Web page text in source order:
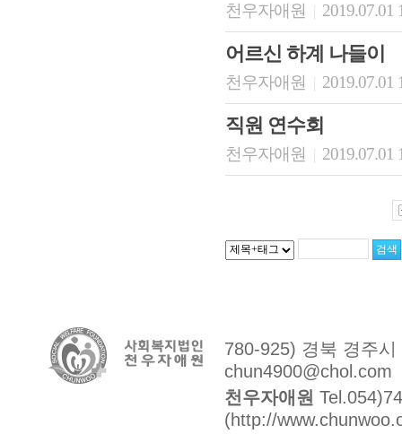
천우자애원 2019.07.01
어르신 하계 나들이
천우자애원 2019.07.01
직원 연수회
천우자애원 2019.07.01
780-925) 경북 경주
chun4900@chol.com
천우자애원
(http://